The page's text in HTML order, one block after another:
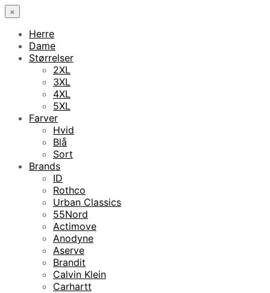
×
Herre
Dame
Størrelser
2XL
3XL
4XL
5XL
Farver
Hvid
Blå
Sort
Brands
ID
Rothco
Urban Classics
55Nord
Actimove
Anodyne
Aserve
Brandit
Calvin Klein
Carhartt